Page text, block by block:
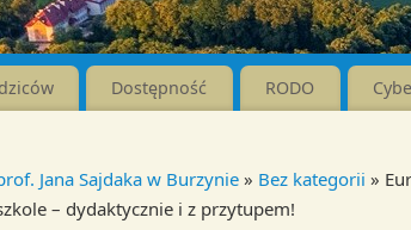
Dostępność RODO
Jana Sajdaka w Burzynie» Bez kategorii »
– dydaktycznie i z przytupem!